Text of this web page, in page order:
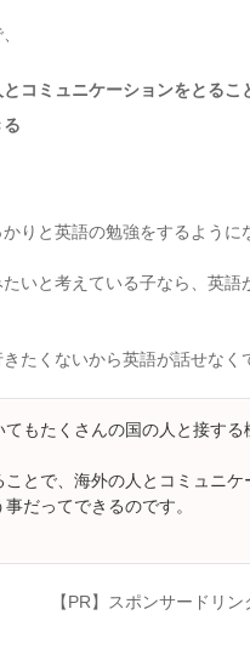
コミュニケーションをとるこ
りと英語の勉強をするように
いと考えている子なら、英
たくないから英語が話せなく
もたくさんの国の人と接する
とで、海外の人とコミュニ
だってできるのです。
【PR】スポンサードリン